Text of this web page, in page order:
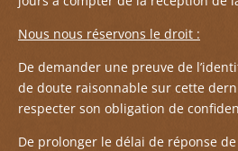
Nous nous réservons le droit :
De demander une preuve de
de doute raisonnable sur cette
respecter son obligation de
De prolonger le délai de réponse